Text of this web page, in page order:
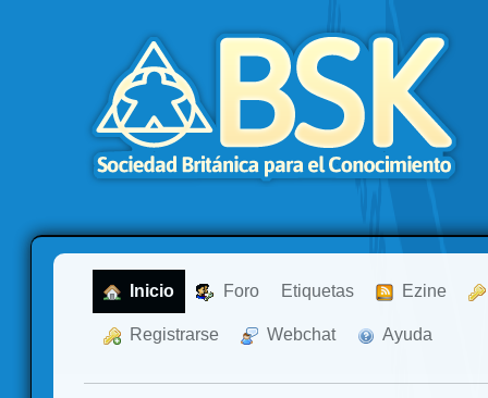
Inicio Foro Etiquetas Ezine
Registrarse Webchat Ayuda